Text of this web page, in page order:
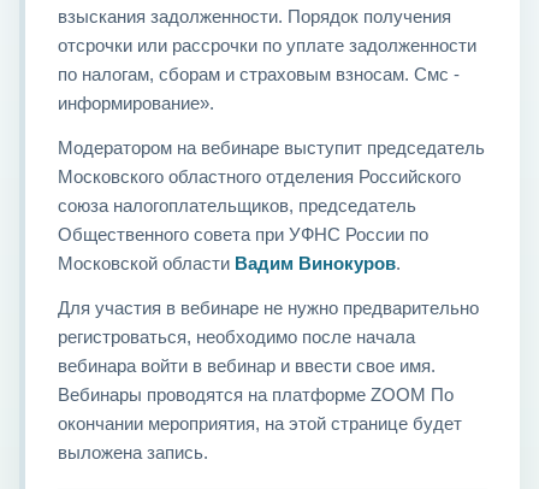
взыскания задолженности. Порядок получения
отсрочки или рассрочки по уплате задолженности
по налогам, сборам и страховым взносам. Смс -
информирование».
Модератором на вебинаре выступит председатель
Московского областного отделения Российского
союза налогоплательщиков, председатель
Общественного совета при УФНС России по
Московской области Вадим Винокуров.
Для участия в вебинаре не нужно предварительно
регистроваться, необходимо после начала
вебинара войти в вебинар и ввести свое имя.
Вебинары проводятся на платформе ZOOM По
окончании мероприятия, на этой странице будет
выложена запись.